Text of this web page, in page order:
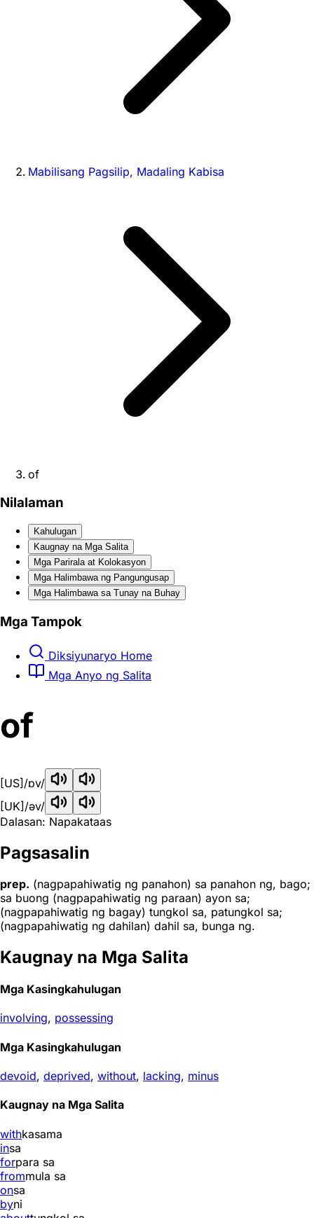
Mabilisang Pagsilip, Madaling Kabisa
of
Nilalaman
Kahulugan
Kaugnay na Mga Salita
Mga Parirala at Kolokasyon
Mga Halimbawa ng Pangungusap
Mga Halimbawa sa Tunay na Buhay
Mga Tampok
Diksiyunaryo Home
Mga Anyo ng Salita
of
[US] /ɒv/
[UK] /əv/
Dalasan: Napakataas
Pagsasalin
prep. (nagpapahiwatig ng panahon) sa panahon ng, bago;
sa buong (nagpapahiwatig ng paraan) ayon sa;
(nagpapahiwatig ng bagay) tungkol sa, patungkol sa;
(nagpapahiwatig ng dahilan) dahil sa, bunga ng.
Kaugnay na Mga Salita
Mga Kasingkahulugan
involving, possessing
Mga Kasingkahulugan
devoid, deprived, without, lacking, minus
Kaugnay na Mga Salita
withkasama
insa
forpara sa
frommula sa
onsa
byni